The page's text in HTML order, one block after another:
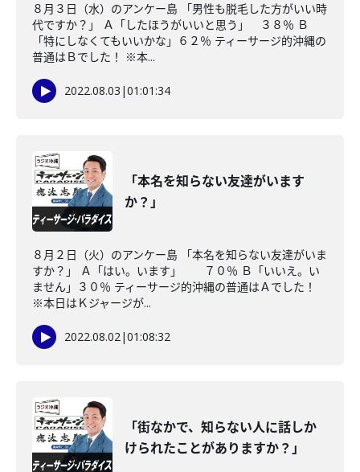
８月３日（水）のアンケー島 「男性も脱毛した方がいい時
代ですか？」 Ａ「したほうがいいと思う」 ３８％ Ｂ
「特にしなくてもいいかな」６２％ ティーサージ的沖縄の
普通はＢでした！ ※本...
2022.08.03 |01:01:34
「本名を知らない友達がいます
か？」
８月２日（火）のアンケー島 「本名を知らない友達がいま
すか？」 Ａ「はい。います」 ７０％ Ｂ「いいえ。い
ません」３０％ ティーサージ的沖縄の普通はＡでした！
※本日はＫジャージが...
2022.08.02|01:08:32
「街なかで、知らない人に話しか
けられたことがありますか？」